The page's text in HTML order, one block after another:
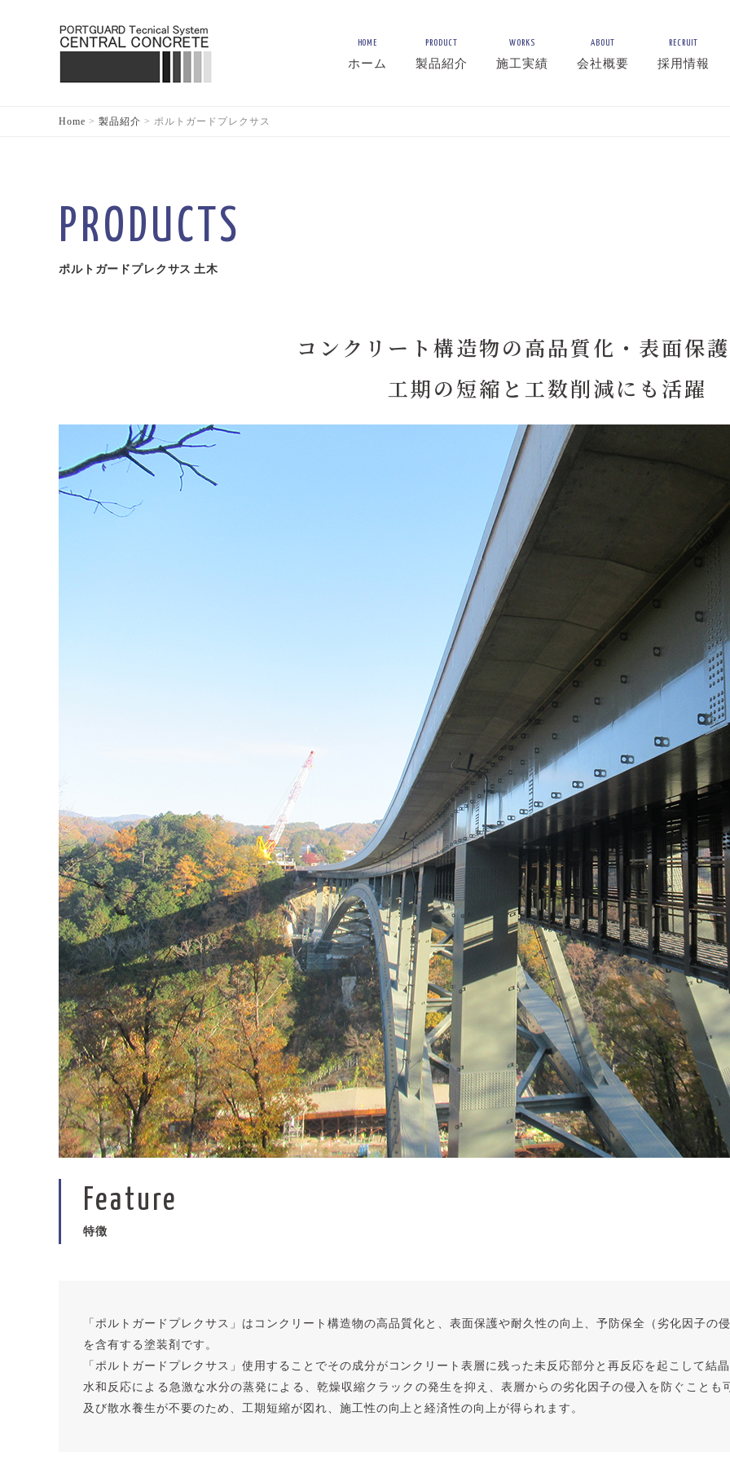
HOME
ホーム
PRODUCT
製品紹介
WORKS
施工実績
ABOUT
会社概要
RECRUIT
採用情報
Home > 製品紹介 > ポルトガードプレクサス
PRODUCTS
ポルトガードプレクサス 土木
コンクリート構造物の高品質化・表面保
工期の短縮と工数削減にも活躍
Feature
特徴
「ポルトガードプレクサス」はコンクリート構造物の高品質化と、表面保護や耐久性の向上、予防保全（劣化因子の
を含有する塗装剤です。
「ポルトガードプレクサス」使用することでその成分がコンクリート表層に残った未反応部分と再反応を起こして結
水和反応による急激な水分の蒸発による、乾燥収縮クラックの発生を抑え、表層からの劣化因子の侵入を防ぐこと
及び散水養生が不要のため、工期短縮が図れ、施工性の向上と経済性の向上が得られます。